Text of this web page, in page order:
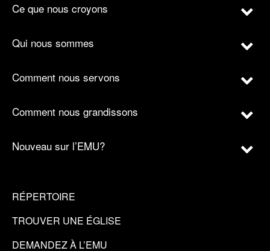
Ce que nous croyons
Qui nous sommes
Comment nous servons
Comment nous grandissons
Nouveau sur l’EMU?
RÉPERTOIRE
TROUVER UNE ÉGLISE
DEMANDEZ À L’EMU